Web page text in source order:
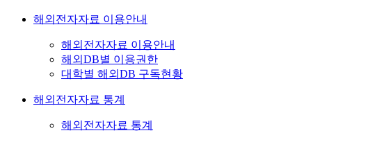
해외전자자료 이용안내
해외전자자료 이용안내
해외DB별 이용권한
대학별 해외DB 구독현황
해외전자자료 통계
해외전자자료 통계